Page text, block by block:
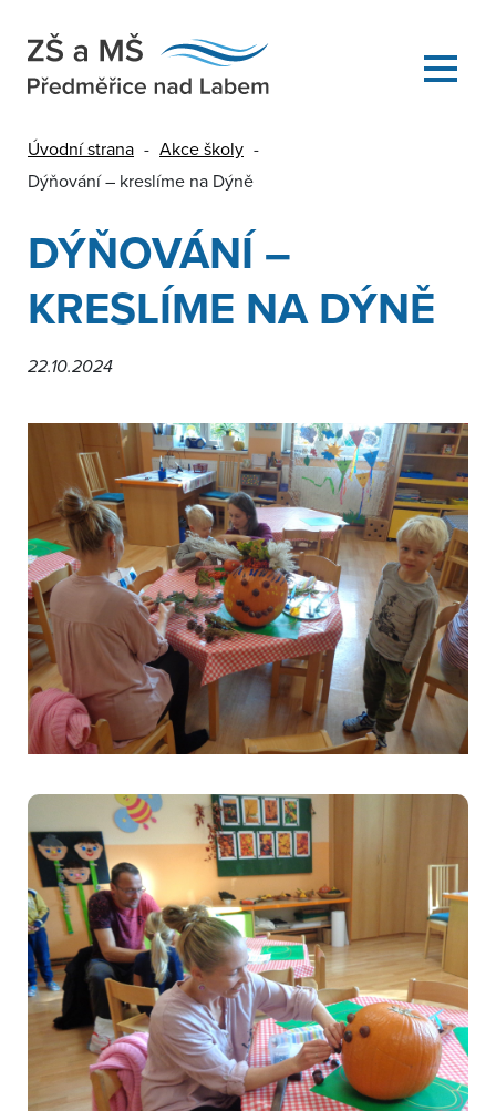
Úvodní strana - Akce školy -
Dýňování – kreslíme na Dýně
DÝŇOVÁNÍ –
KRESLÍME NA DÝNĚ
22.10.2024